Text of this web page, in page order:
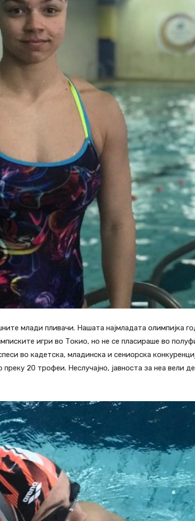
млади пливачи. Нашата најмладата олимпијка
игри во Токио, но не се пласираше во
во кадетска, младинска и сениорска
20 трофеи. Неслучајно, јавноста за неа вели